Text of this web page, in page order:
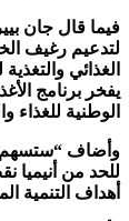
فيما قال جان
لتدعيم رغيف
يفخر برنامج
الوطنية للغذاء
وأضاف “ستسهم
للحد من أنيميا
أهداف التنمية